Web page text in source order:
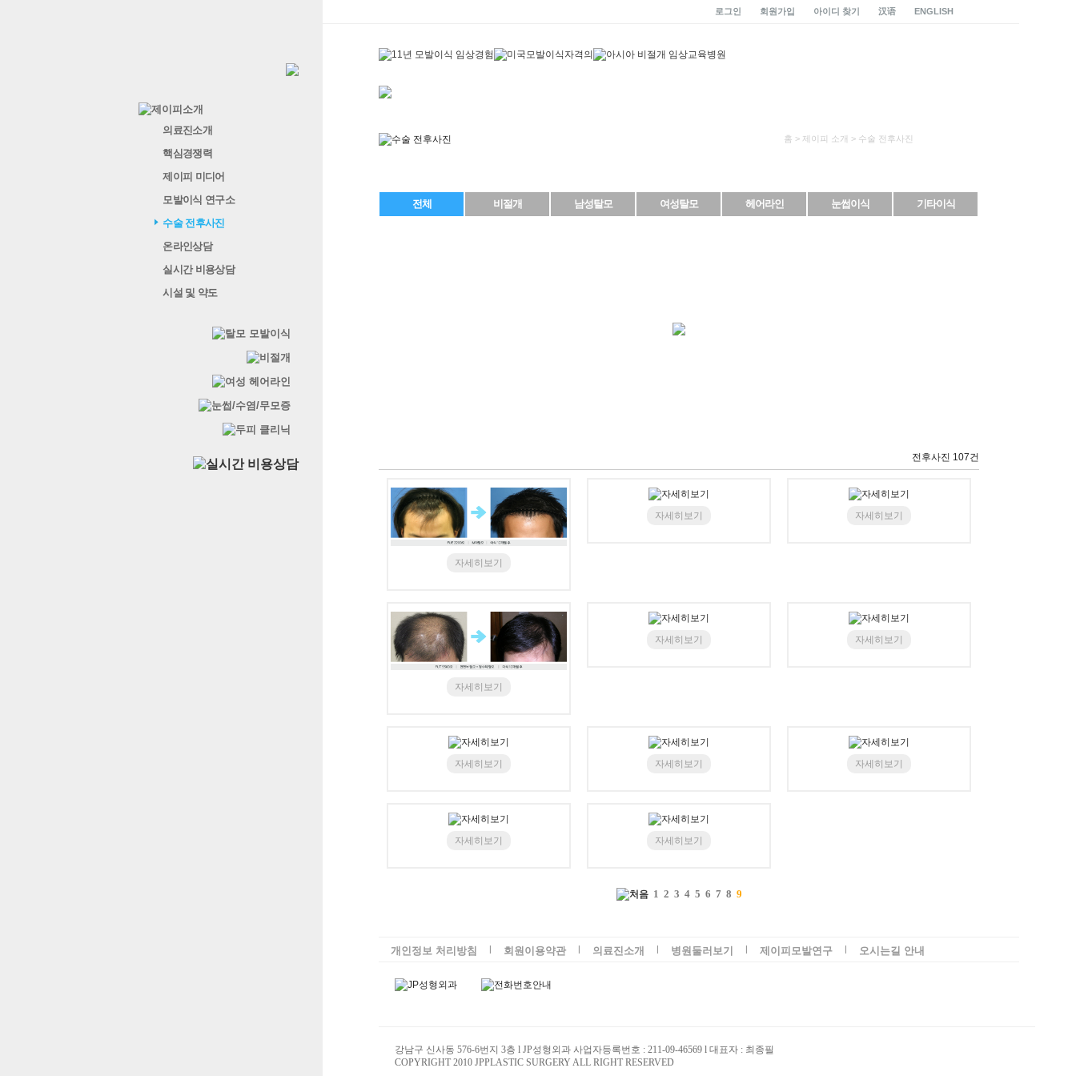
의료진소개
핵심경쟁력
제이피 미디어
모발이식 연구소
수술 전후사진
온라인상담
실시간 비용상담
시설 및 약도
로그인 회원가입 아이디 찾기 汉语 ENGLISH
홈 > 제이피 소개 > 수술 전후사진
전체 비절개 남성탈모 여성탈모 헤어라인 눈썹이식 기타이식
전후사진 107건
자세히보기
자세히보기 자세히보기
자세히보기
자세히보기 자세히보기
자세히보기 자세히보기 자세히보기
자세히보기 자세히보기
1 2 3 4 5 6 7 8 9
개인정보 처리방침 회원이용약관 의료진소개 병원둘러보기 제이피모발연구 오시는길 안내
강남구 신사동 576-6번지 3층 l JP성형외과 사업자등록번호 : 211-09-46569 l 대표자 : 최종필
COPYRIGHT 2010 JPPLASTIC SURGERY ALL RIGHT RESERVED